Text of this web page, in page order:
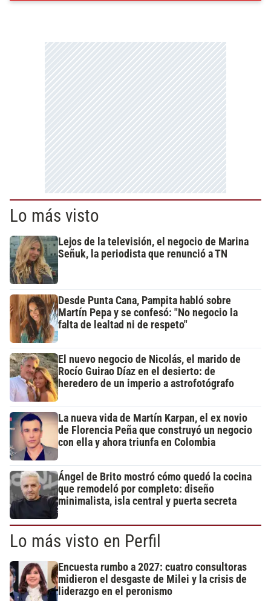
Lo más visto
Lejos de la televisión, el negocio de Marina
Señuk, la periodista que renunció a TN
Desde Punta Cana, Pampita habló sobre
Martín Pepa y se confesó: "No negocio la
falta de lealtad ni de respeto"
El nuevo negocio de Nicolás, el marido de
Rocío Guirao Díaz en el desierto: de
heredero de un imperio a astrofotógrafo
La nueva vida de Martín Karpan, el ex novio
de Florencia Peña que construyó un negocio
con ella y ahora triunfa en Colombia
Ángel de Brito mostró cómo quedó la cocina
que remodeló por completo: diseño
minimalista, isla central y puerta secreta
Lo más visto en Perfil
Encuesta rumbo a 2027: cuatro consultoras
midieron el desgaste de Milei y la crisis de
liderazgo en el peronismo